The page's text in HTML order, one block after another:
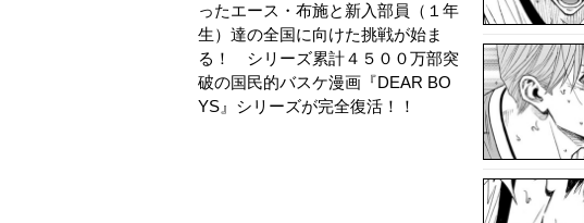
ったエース・布施と新入部員（１年
生）達の全国に向けた挑戦が始ま
る！ シリーズ累計４５００万部突
破の国民的バスケ漫画『DEAR BO
YS』シリーズが完全復活！！